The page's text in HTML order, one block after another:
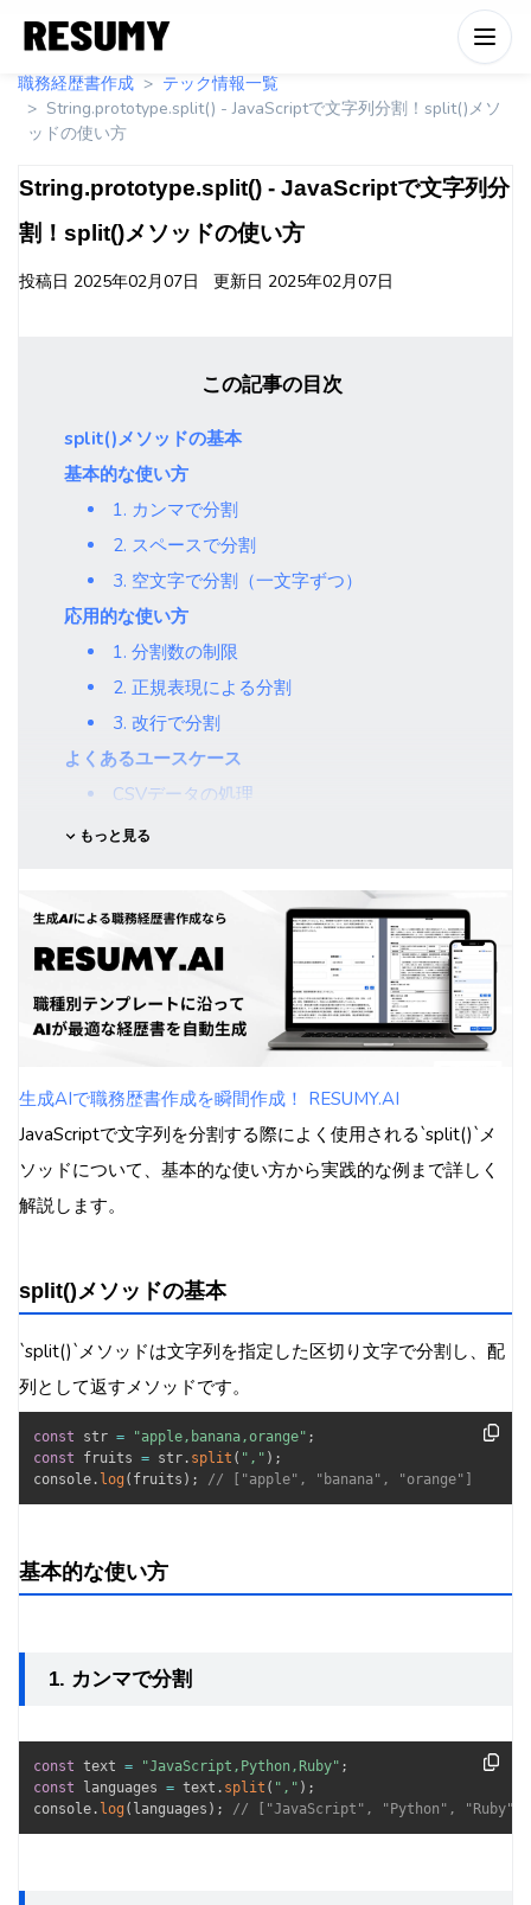
職務経歴書作成
テック情報一覧
String.prototype.split() - JavaScriptで文字列分割！split()メソ
ッドの使い方
String.prototype.split() - JavaScriptで文字列分
割！split()メソッドの使い方
投稿日 2025年02月07日 更新日 2025年02月07日
この記事の目次
split()メソッドの基本
基本的な使い方
1. カンマで分割
2. スペースで分割
3. 空文字で分割（一文字ずつ）
応用的な使い方
1. 分割数の制限
2. 正規表現による分割
3. 改行で分割
よくあるユースケース
CSVデータの処理
URLパラメータの解析
もっと見る
生成AIで職務歴書作成を瞬間作成！ RESUMY.AI
JavaScriptで文字列を分割する際によく使用される`split()`メ
ソッドについて、基本的な使い方から実践的な例まで詳しく
解説します。
split()メソッドの基本
`split()`メソッドは文字列を指定した区切り文字で分割し、配
列として返すメソッドです。
const str = "apple,banana,orange" ;
const fruits = str . split ( "," ) ;
console . log ( fruits ) ; // ["apple", "banana", "orange"]
基本的な使い方
1. カンマで分割
const text = "JavaScript,Python,Ruby" ;
const languages = text . split ( "," ) ;
console . log ( languages ) ; // ["JavaScript", "Python", "Ruby"]